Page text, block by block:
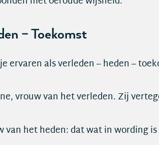
– Toekomst
ervaren als verleden – heden –
vrouw van het verleden. Zij
van het heden: dat wat in wording